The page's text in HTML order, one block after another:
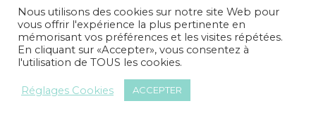
A propos
Politiques de confidentialités
Nous utilisons des cookies sur notre site Web pour
vous offrir l'expérience la plus pertinente en
mémorisant vos préférences et les visites répétées.
En cliquant sur «Accepter», vous consentez à
l'utilisation de TOUS les cookies.
Réglages Cookies ACCEPTER